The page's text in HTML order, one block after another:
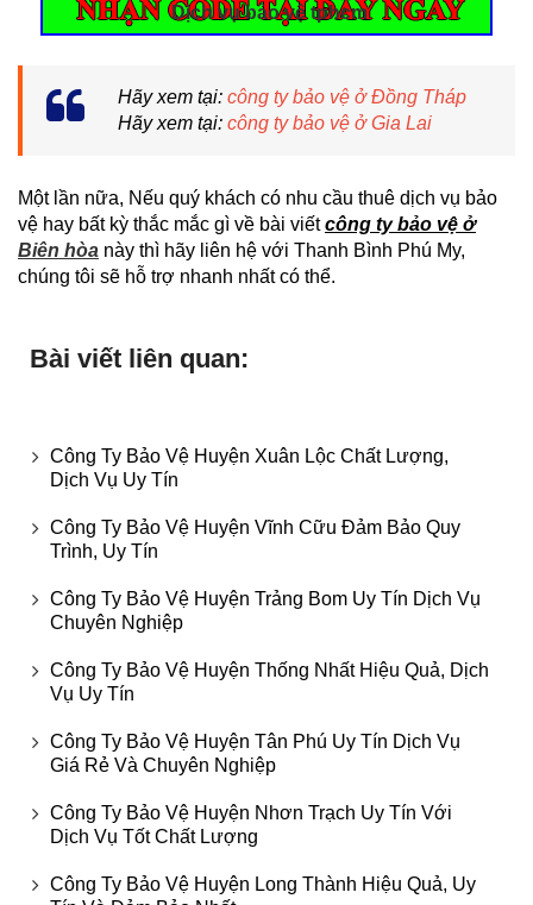
Dịch vụ bảo vệ tphcm
Hãy xem tại: công ty bảo vệ ở Đồng Tháp
Hãy xem tại: công ty bảo vệ ở Gia Lai
Một lần nữa, Nếu quý khách có nhu cầu thuê dịch vụ bảo
vệ hay bất kỳ thắc mắc gì về bài viếtcông ty bảo vệ ở
Biên hòa này thì hãy liên hệ với Thanh Bình Phú My,
chúng tôi sẽ hỗ trợ nhanh nhất có thể.
Bài viết liên quan:
Công Ty Bảo Vệ Huyện Xuân Lộc Chất Lượng,
Dịch Vụ Uy Tín
Công Ty Bảo Vệ Huyện Vĩnh Cữu Đảm Bảo Quy
Trình, Uy Tín
Công Ty Bảo Vệ Huyện Trảng Bom Uy Tín Dịch Vụ
Chuyên Nghiệp
Công Ty Bảo Vệ Huyện Thống Nhất Hiệu Quả, Dịch
Vụ Uy Tín
Công Ty Bảo Vệ Huyện Tân Phú Uy Tín Dịch Vụ
Giá Rẻ Và Chuyên Nghiệp
Công Ty Bảo Vệ Huyện Nhơn Trạch Uy Tín Với
Dịch Vụ Tốt Chất Lượng
Công Ty Bảo Vệ Huyện Long Thành Hiệu Quả, Uy